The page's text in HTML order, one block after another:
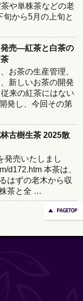
や単株茶などの老
から5月の上旬と
売―紅茶と白茶の
お茶の生産管理、
新しいお茶の開発
来の紅茶にはない
発し、今回その第
古樹生茶 2025散
発売いたしまし
d172.htm 本茶は、
はずの老木から収
茶と全 …